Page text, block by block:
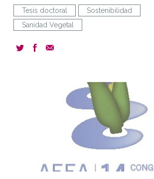
Tesis doctoral
Sostenibilidad
Sanidad Vegetal